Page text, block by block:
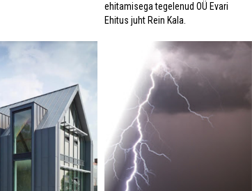
ehitamisega tegelenud OÜ Evari
Ehitus juht Rein Kala.